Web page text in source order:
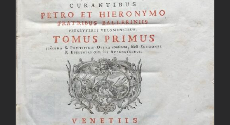
AGGIUNGI AL CARRELLO / DETTAGLI